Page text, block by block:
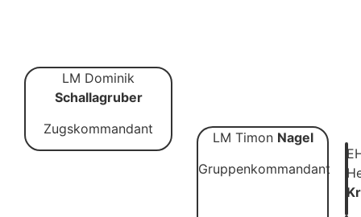
LM Dominik
Schallagruber
Zugskommandant
LM Timon Nagel
Gruppenkommandant